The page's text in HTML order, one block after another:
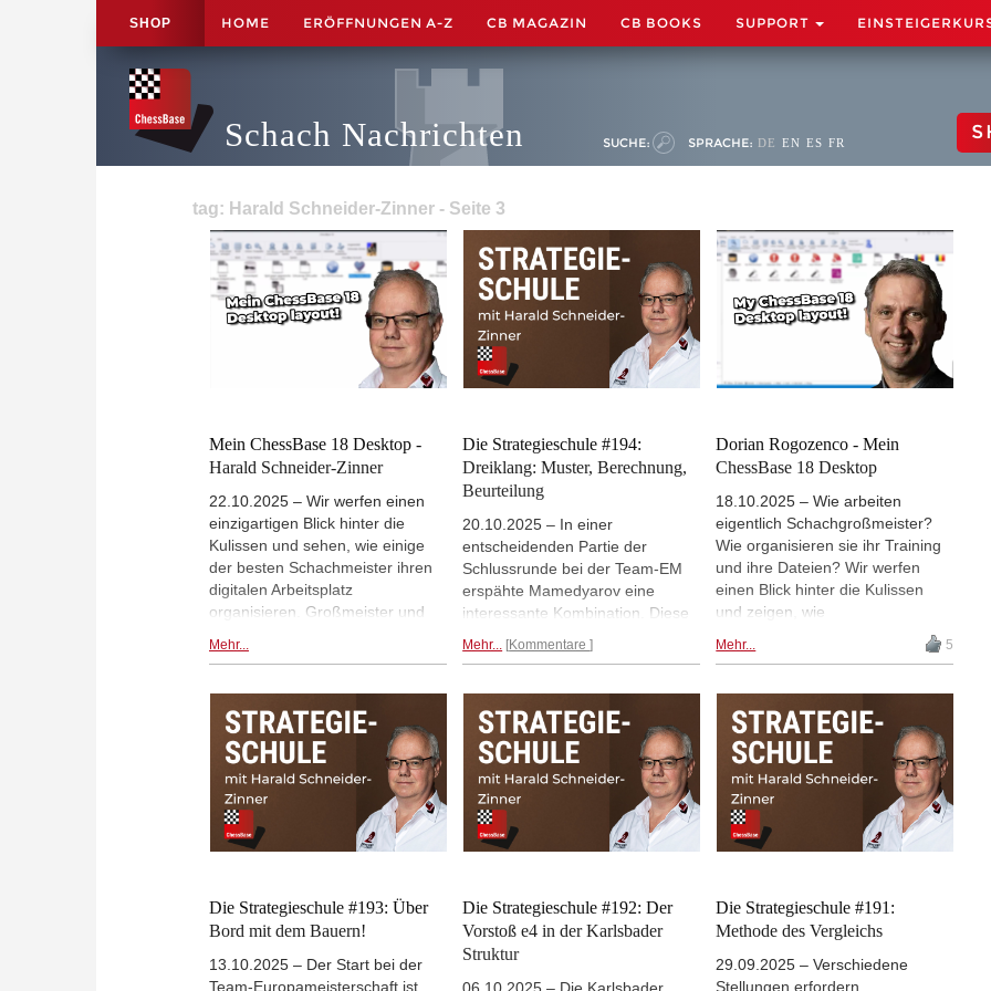
SHOP HOME ERÖFFNUNGEN A-Z CB MAGAZIN CB BOOKS SUPPORT
Schach Nachrichten SUCHE: SPRACHE: DE EN ES FR
tag: Harald Schneider-Zinner - Seite 3
Mein ChessBase 18 Desktop -
Harald Schneider-Zinner
22.10.2025 – Wir werfen einen
einzigartigen Blick hinter die
Kulissen und sehen, wie einige
der besten Schachmeister ihren
digitalen Arbeitsplatz
organisieren. Großmeister und
Robert Ris, Michael Prusikin,
und Dorian Rogozenco teilen
ihren Bildschirm und zeigen uns
ihre ganz persönlichen
ChessBase 18-Setups – von
akribisch aufgeräumten Desktops
bis hin zu chaotischen
Datenbanken voller Ideen. Sie
zeigen, woran sie aktuell
arbeiten, und sprechen über ihre
genutzten ChessBase-Funktionen
Mehr...
Die Strategieschule #194:
Dreiklang: Muster, Berechnung,
Beurteilung
20.10.2025 – In einer
entscheidenden Partie der
Schlussrunde bei der Team-EM
erspähte Mamedyarov eine
interessante Kombination. Diese
dem Weiß für Springer und
doch wie lautete die korrekte
Stellungsbeurteilung am Ende der
forcierten Abwicklung? IM Harald
Schneider-Zinner zeigt drei
spannende Partien mit diesen
Übergängen in verzerrte
Materialverhältnisse.
Mehr... Kommentare
Dorian Rogozenco - Mein
ChessBase 18 Desktop
18.10.2025 – Wie arbeiten
eigentlich Schachgroßmeister?
Wie organisieren sie ihr Training
und ihre Dateien? Wir werfen
einen Blick hinter die Kulissen
und zeigen, wie
digitalen Arbeitsbereich
Robert Ris, Michael Prusikin,
Harald Schneider-Zinner,
Frederik Svane, Felix Blohberger
und Dorian Rogozenco teilen ihre
Bildschirme und zeigen ihre
ChessBase 18-Einstellungen –
von aufgeräumten Desktops bis
voller Ideen. Sie zeigen
Brettdesigns, Projekte und
verraten, was sie an ChessBase
besonders häufig und gerne
Mehr... 5
Die Strategieschule #193: Über
Bord mit dem Bauern!
13.10.2025 – Der Start bei der
Team-Europameisterschaft ist
Die Strategieschule #192: Der
Vorstoß e4 in der Karlsbader
Struktur
Die Strategieschule #191:
Methode des Vergleichs
29.09.2025 – Verschiedene
Stellungen erfordern